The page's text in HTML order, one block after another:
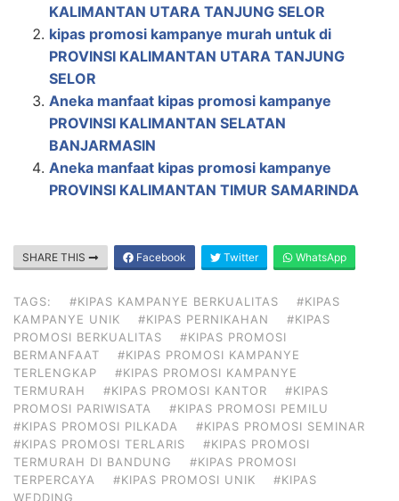
KALIMANTAN UTARA TANJUNG SELOR
kipas promosi kampanye murah untuk di
PROVINSI KALIMANTAN UTARA TANJUNG
SELOR
Aneka manfaat kipas promosi kampanye
PROVINSI KALIMANTAN SELATAN
BANJARMASIN
Aneka manfaat kipas promosi kampanye
PROVINSI KALIMANTAN TIMUR SAMARINDA
SHARE THIS Facebook Twitter WhatsApp
TAGS: #KIPAS KAMPANYE BERKUALITAS
#KIPAS
KAMPANYE UNIK
#KIPAS PERNIKAHAN
#KIPAS
PROMOSI BERKUALITAS
#KIPAS PROMOSI
BERMANFAAT
#KIPAS PROMOSI KAMPANYE
TERLENGKAP
#KIPAS PROMOSI KAMPANYE
TERMURAH
#KIPAS PROMOSI KANTOR
#KIPAS
PROMOSI PARIWISATA
#KIPAS PROMOSI PEMILU
#KIPAS PROMOSI PILKADA
#KIPAS PROMOSI SEMINAR
#KIPAS PROMOSI TERLARIS
#KIPAS PROMOSI
TERMURAH DI BANDUNG
#KIPAS PROMOSI
TERPERCAYA
#KIPAS PROMOSI UNIK
#KIPAS
WEDDING